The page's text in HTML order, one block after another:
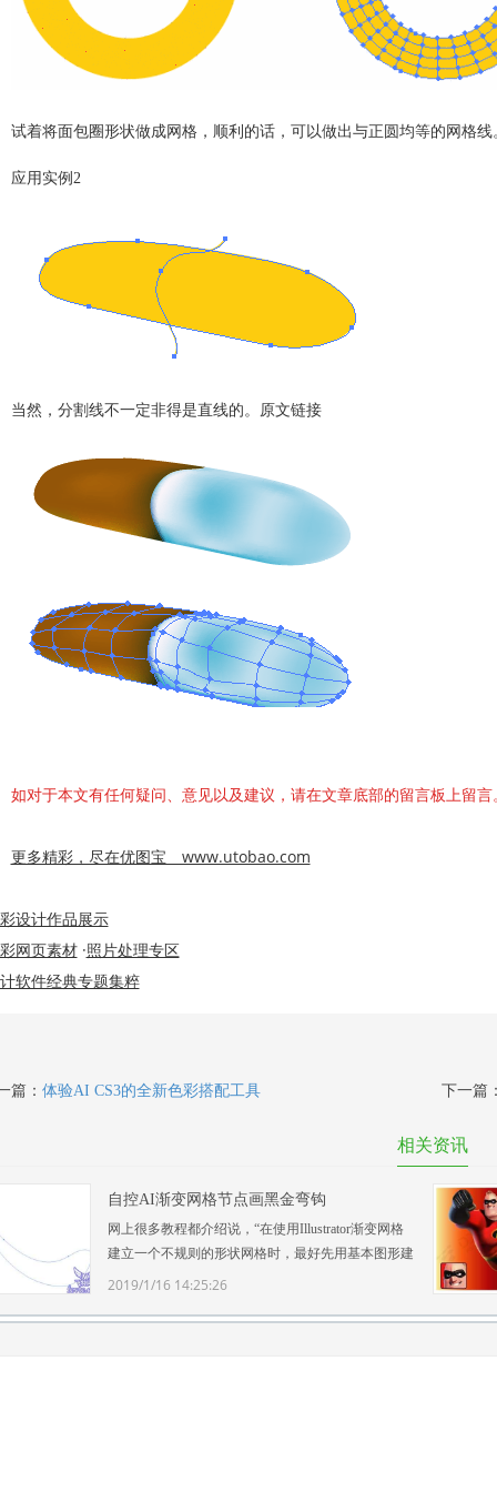
着将面包圈形状做成网格，顺利的话，可以做出与正圆均等的网格线
用实例2
然，分割线不一定非得是直线的。原文链接
如对于本文有任何疑问、意见以及建议，请在文章底部的留言板上留言
更多精彩，尽在优图宝 www.utobao.com
设计作品展示
网页素材·照片处理专区
软件经典专题集粹
下一篇
篇： 体验AI CS3的全新色彩搭配工具
相关资讯
自控AI渐变网格节点画黑金弯钩
网上很多教程都介绍说，“在使用Illustrator渐变网格
建立一个不规则的形状网格时，最好先用基本图形建
立，然后再用白箭头拉成想要的形状……”但个人感
都点不中 ...
2019/1/16 14:25:26